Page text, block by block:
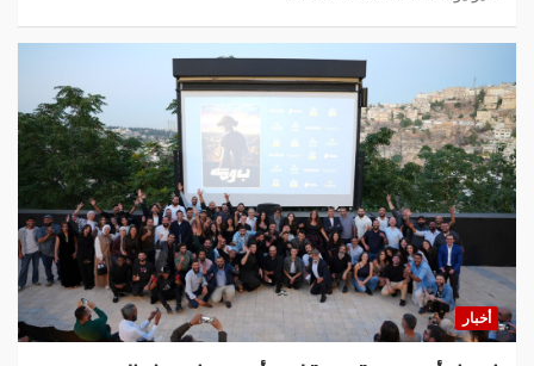
أخبار